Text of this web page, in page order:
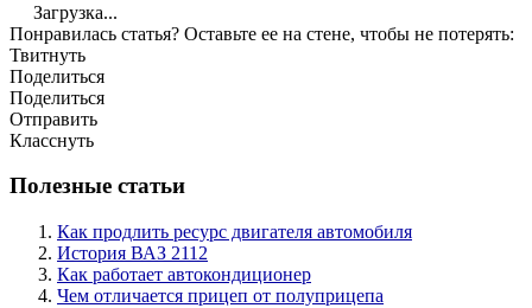
Загрузка...
Понравилась статья? Оставьте ее на стене, чтобы не потерять:
Твитнуть
Поделиться
Поделиться
Отправить
Класснуть
Полезные статьи
Как продлить ресурс двигателя автомобиля
История ВАЗ 2112
Как работает автокондиционер
Чем отличается прицеп от полуприцепа